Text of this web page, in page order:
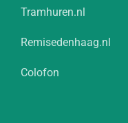
Tramhuren.nl
Remisedenhaag.nl
Colofon